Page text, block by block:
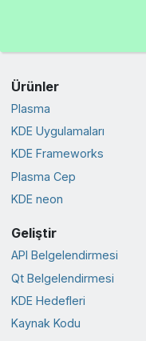
Ürünler
Plasma
KDE Uygulamaları
KDE Frameworks
Plasma Cep
KDE neon
Geliştir
API Belgelendirmesi
Qt Belgelendirmesi
KDE Hedefleri
Kaynak Kodu